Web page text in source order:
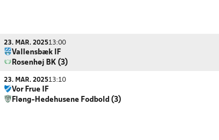
23. MAR. 202513:00
Vallensbæk IF
Rosenhøj BK (3)
23. MAR. 202513:10
Vor Frue IF
Fløng-Hedehusene Fodbold (3)